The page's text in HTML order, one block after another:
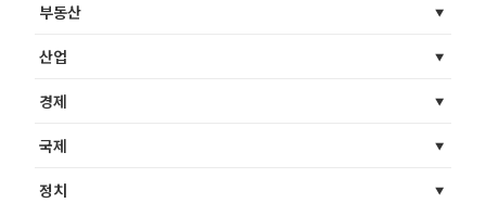
부동산
산업
경제
국제
정치